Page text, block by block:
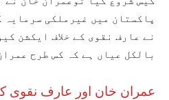
پاکستان میں غیرملکی سرمایہ
نے عارف نقوی کے خلاف ایکشن
بالکل عیاں ہے کہ کس طرح
عمران خان اور عارف نقوی